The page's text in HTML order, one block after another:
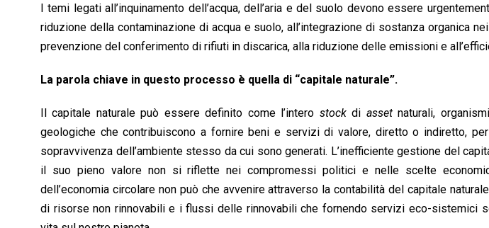
I temi legati all’inquinamento dell’acqua, dell’aria e del suolo devono essere
riduzione della contaminazione di acqua e suolo, all’integrazione di sostanza organica
prevenzione del conferimento di rifiuti in discarica, alla riduzione delle emissioni e
La parola chiave in questo processo è quella di “capitale naturale”.
Il capitale naturale può essere definito come l’intero stockdi assetnaturali,
geologiche che contribuiscono a fornire beni e servizi di valore, diretto o indiretto,
sopravvivenza dell’ambiente stesso da cui sono generati. L’inefficiente gestione del
il suo pieno valore non si riflette nei compromessi politici e nelle scelte
dell’economia circolare non può che avvenire attraverso la contabilità del capitale
di risorse non rinnovabili e i flussi delle rinnovabili che fornendo servizi eco-sistemici